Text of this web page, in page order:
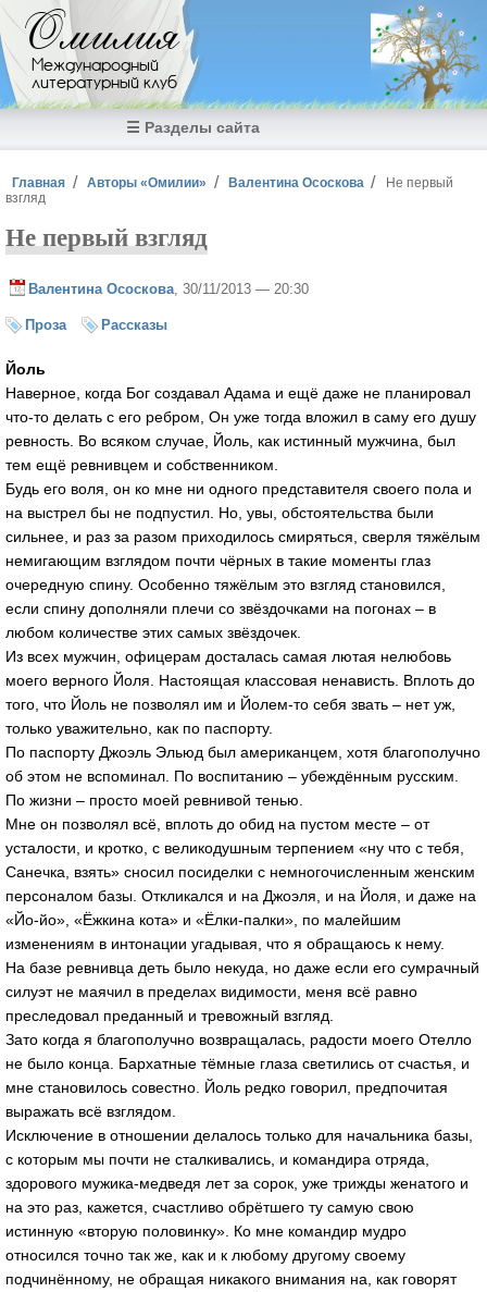
Перейти к основному содержанию
Омилия
Международный
литературный клуб
☰ Разделы сайта
Вы здесь
Главная Авторы «Омилии» Валентина Ососкова
Не первый
взгляд
Не первый взгляд
Валентина Ососкова , 30/11/2013 — 20:30
Проза Рассказы
Йоль
Наверное, когда Бог создавал Адама и ещё даже не планировал
что-то делать с его ребром, Он уже тогда вложил в саму его душу
ревность. Во всяком случае, Йоль, как истинный мужчина, был
тем ещё ревнивцем и собственником.
Будь его воля, он ко мне ни одного представителя своего пола и
на выстрел бы не подпустил. Но, увы, обстоятельства были
сильнее, и раз за разом приходилось смиряться, сверля тяжёлым
немигающим взглядом почти чёрных в такие моменты глаз
очередную спину. Особенно тяжёлым это взгляд становился,
если спину дополняли плечи со звёздочками на погонах – в
любом количестве этих самых звёздочек.
Из всех мужчин, офицерам досталась самая лютая нелюбовь
моего верного Йоля. Настоящая классовая ненависть. Вплоть до
того, что Йоль не позволял им и Йолем-то себя звать – нет уж,
только уважительно, как по паспорту.
По паспорту Джоэль Эльюд был американцем, хотя благополучно
об этом не вспоминал. По воспитанию – убеждённым русским.
По жизни – просто моей ревнивой тенью.
Мне он позволял всё, вплоть до обид на пустом месте – от
усталости, и кротко, с великодушным терпением «ну что с тебя,
Санечка, взять» сносил посиделки с немногочисленным женским
персоналом базы. Откликался и на Джоэля, и на Йоля, и даже на
«Йо-йо», «Ёжкина кота» и «Ёлки-палки», по малейшим
изменениям в интонации угадывая, что я обращаюсь к нему.
На базе ревнивца деть было некуда, но даже если его сумрачный
силуэт не маячил в пределах видимости, меня всё равно
преследовал преданный и тревожный взгляд.
Зато когда я благополучно возвращалась, радости моего Отелло
не было конца. Бархатные тёмные глаза светились от счастья, и
мне становилось совестно. Йоль редко говорил, предпочитая
выражать всё взглядом.
Исключение в отношении делалось только для начальника базы,
с которым мы почти не сталкивались, и командира отряда,
здорового мужика-медведя лет за сорок, уже трижды женатого и
на это раз, кажется, счастливо обрётшего ту самую свою
истинную «вторую половинку». Ко мне командир мудро
относился точно так же, как и к любому другому своему
подчинённому, не обращая никакого внимания на, как говорят